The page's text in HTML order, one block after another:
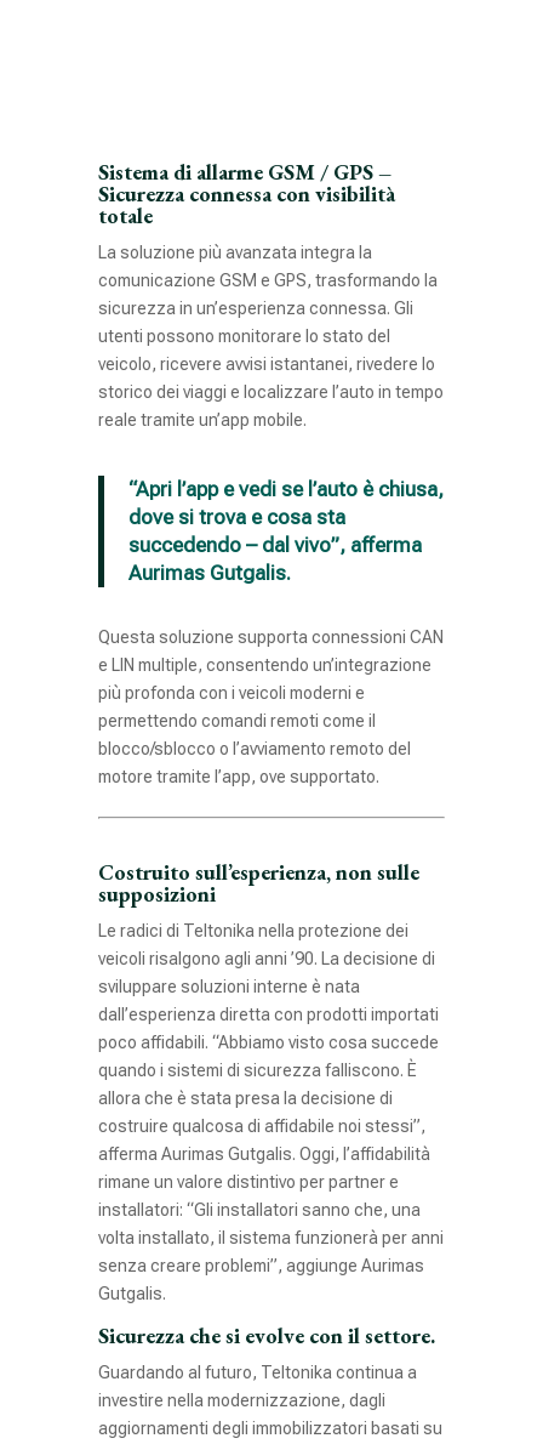
Sistema di allarme GSM / GPS –
Sicurezza connessa con visibilità
totale
La soluzione più avanzata integra la
comunicazione GSM e GPS, trasformando la
sicurezza in un’esperienza connessa. Gli
utenti possono monitorare lo stato del
veicolo, ricevere avvisi istantanei, rivedere lo
storico dei viaggi e localizzare l’auto in tempo
reale tramite un’app mobile.
“Apri l’app e vedi se l’auto è chiusa,
dove si trova e cosa sta
succedendo – dal vivo”, afferma
Aurimas Gutgalis.
Questa soluzione supporta connessioni CAN
e LIN multiple, consentendo un’integrazione
più profonda con i veicoli moderni e
permettendo comandi remoti come il
blocco/sblocco o l’avviamento remoto del
motore tramite l’app, ove supportato.
Costruito sull’esperienza, non sulle
supposizioni
Le radici di Teltonika nella protezione dei
veicoli risalgono agli anni ’90. La decisione di
sviluppare soluzioni interne è nata
dall’esperienza diretta con prodotti importati
poco affidabili. “Abbiamo visto cosa succede
quando i sistemi di sicurezza falliscono. È
allora che è stata presa la decisione di
costruire qualcosa di affidabile noi stessi”,
afferma Aurimas Gutgalis. Oggi, l’affidabilità
rimane un valore distintivo per partner e
installatori: “Gli installatori sanno che, una
volta installato, il sistema funzionerà per anni
senza creare problemi”, aggiunge Aurimas
Gutgalis.
Sicurezza che si evolve con il settore.
Guardando al futuro, Teltonika continua a
investire nella modernizzazione, dagli
aggiornamenti degli immobilizzatori basati su